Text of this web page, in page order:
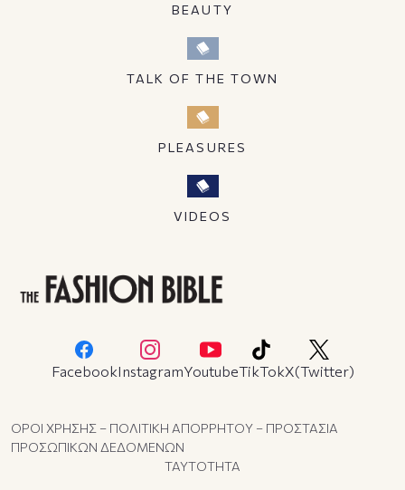
BEAUTY
TALK OF THE TOWN
PLEASURES
VIDEOS
FacebookInstagramYoutubeTikTokX(Twitter)
ΟΡΟΙ ΧΡΗΣΗΣ – ΠΟΛΙΤΙΚΗ ΑΠΟΡΡΗΤΟΥ – ΠΡΟΣΤΑΣΙΑ
ΠΡΟΣΩΠΙΚΩΝ ΔΕΔΟΜΕΝΩΝ
ΤΑΥΤΟΤΗΤΑ